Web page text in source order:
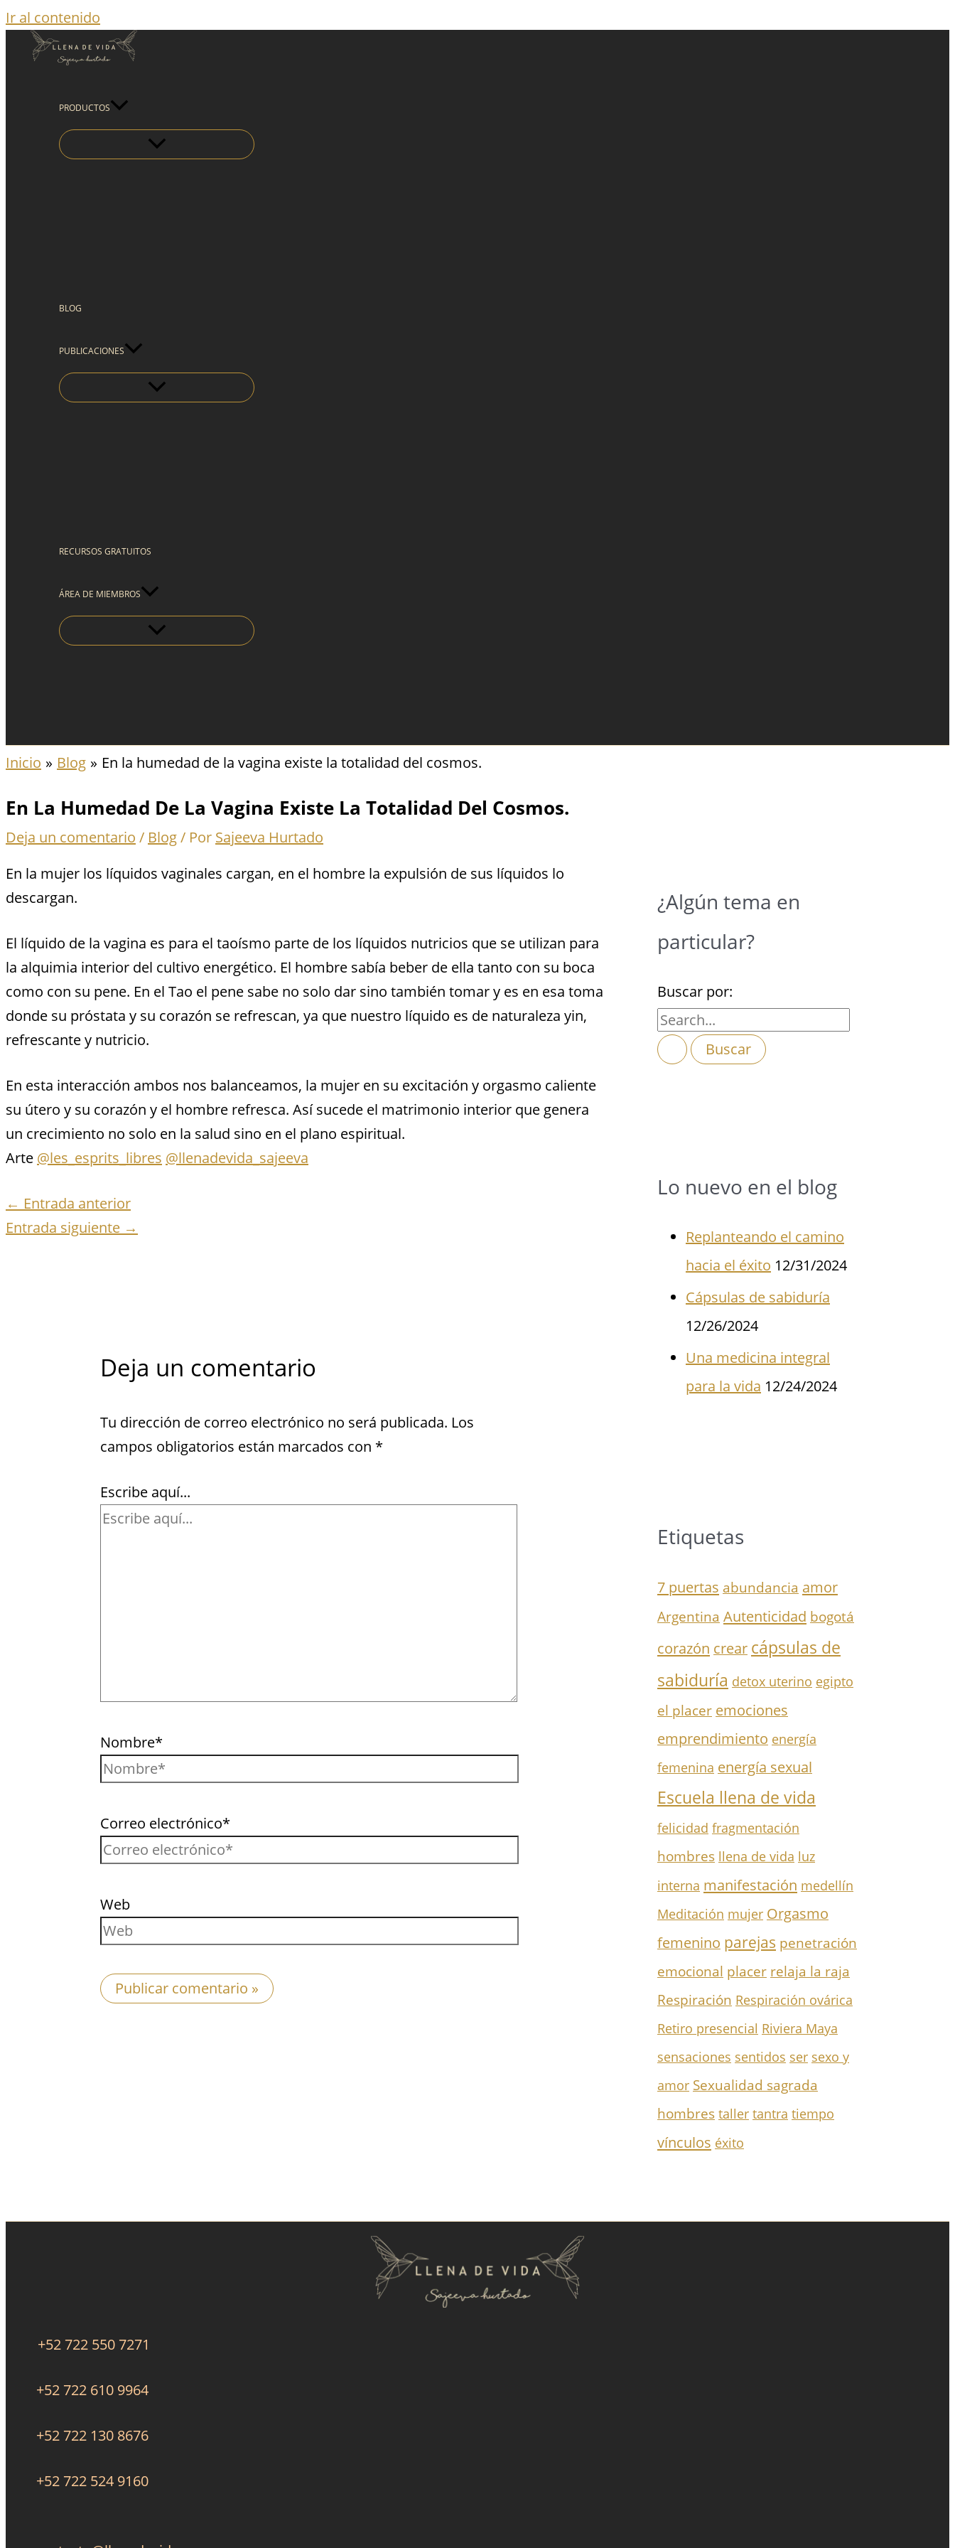
Ir al contenido
PRODUCTOS
BLOG
PUBLICACIONES
RECURSOS GRATUITOS
ÁREA DE MIEMBROS
Inicio Blog En la humedad de la vagina existe la totalidad del cosmos.
En La Humedad De La Vagina Existe La Totalidad Del Cosmos.
Deja un comentario / Blog/ Por Sajeeva Hurtado
En la mujer los líquidos vaginales cargan, en el hombre la expulsión de sus líquidos lo
descargan.
El líquido de la vagina es para el taoísmo parte de los líquidos nutricios que se utilizan para
la alquimia interior del cultivo energético. El hombre sabía beber de ella tanto con su boca
como con su pene. En el Tao el pene sabe no solo dar sino también tomar y es en esa toma
donde su próstata y su corazón se refrescan, ya que nuestro líquido es de naturaleza yin,
refrescante y nutricio.
En esta interacción ambos nos balanceamos, la mujer en su excitación y orgasmo caliente
su útero y su corazón y el hombre refresca. Así sucede el matrimonio interior que genera
un crecimiento no solo en la salud sino en el plano espiritual.
Arte @les_esprits_libres @llenadevida_sajeeva
← Entrada anterior
Entrada siguiente →
Deja un comentario
Tu dirección de correo electrónico no será publicada. Los
campos obligatorios están marcados con *
Escribe aquí...
Nombre*
Correo electrónico*
Web
¿Algún tema en
particular?
Buscar por:
Lo nuevo en el blog
Replanteando el camino
hacia el éxito 12/31/2024
Cápsulas de sabiduría
12/26/2024
Una medicina integral
para la vida 12/24/2024
Etiquetas
7 puertas abundancia amor
Argentina Autenticidad bogotá
corazón crear cápsulas de
sabiduría detox uterino egipto
el placer emociones
emprendimiento energía
femenina energía sexual
Escuela llena de vida
felicidad fragmentación
hombres llena de vida luz
interna manifestación medellín
Meditación mujer Orgasmo
femenino parejas penetración
emocional placer relaja la raja
Respiración Respiración ovárica
Retiro presencial Riviera Maya
sensaciones sentidos ser sexo y
amor Sexualidad sagrada
hombres taller tantra tiempo
vínculos éxito
+52 722 550 7271
+52 722 610 9964
+52 722 130 8676
+52 722 524 9160